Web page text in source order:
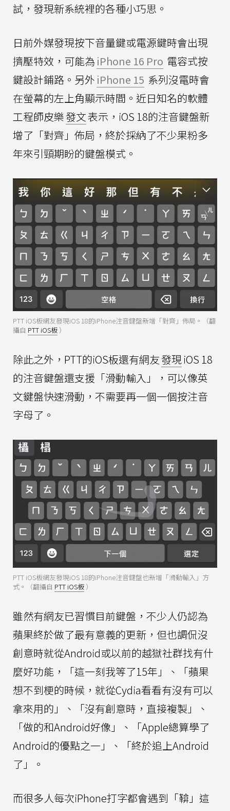
試，發現新系統裡的各種小巧思。
日前外媒發現按下音量鍵或電源鍵時會出現
擠壓特效，可能為 iPhone 16 Pro 電容式按
鍵設計鋪路。另外 iPhone 15 系列沒電時會
在螢幕的左上角顯示時間。近日知名的軟體
工程師皮樂發文表示，iOS 18的注音鍵盤新
增了「對齊」佈局，終於採納了不少果粉多
年來引頸期盼的鍵盤模式。
PTT iOS板網友發現iOS 18的iPhone注音鍵盤新增「對齊」佈局。（翻
攝自 PTT iOS板 ）
除此之外，PTT的iOS板還有網友發現iOS 18
的注音鍵盤還支援「滑動輸入」，可以像英
文鍵盤快速滑動，不需要再一個一個按注音
字母了。
PTT iOS板網友發現iOS 18的iPhone注音鍵盤也新增「滑動輸入」方
式。（翻攝自 PTT iOS板 ）
雖然有網友已習慣目前鍵盤，不少人仍認為
蘋果終於做了最有意義的更新，但也調侃沒
創意時就從Android或以前的越獄社群找有什
麼好功能，「這一刻我等了15年」、「蘋果
想不到梗的時候，就從Cydia看看有沒有可以
拿來用的」、「沒有創意時，直接複製」、
「做的和Android好像」、「Apple總算學了
Android的優點之一」、「終於追上Android
了」。
而很多人每次iPhone打字都會遇到「鞥」這